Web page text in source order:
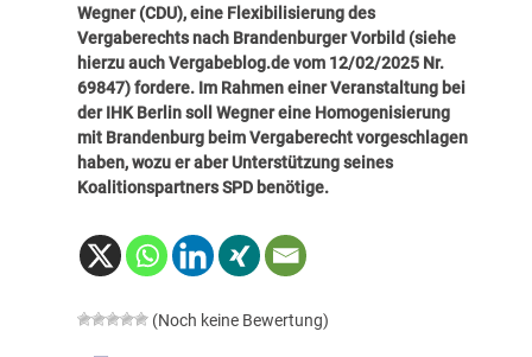
Wegner (CDU), eine Flexibilisierung des
Vergaberechts nach Brandenburger Vorbild (siehe
hierzu auchVergabeblog.de vom 12/02/2025 Nr.
69847) fordere. Im Rahmen einer Veranstaltung bei
der IHK Berlin soll Wegner eine Homogenisierung
mit Brandenburg beim Vergaberecht vorgeschlagen
haben, wozu er aber Unterstützung seines
Koalitionspartners SPD benötige.
(Noch keine Bewertung)